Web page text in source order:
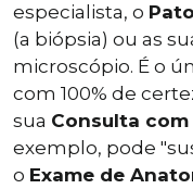
especialista, o
(a biópsia) ou as
microscópio. É o
com 100% de
sua Consulta
exemplo, pode
o Exame de